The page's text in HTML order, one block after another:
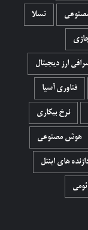
تسلا
ارز دیجیتال
فناوری آسیا
نرخ بیکاری
هوش مصنوعی
های اینتل